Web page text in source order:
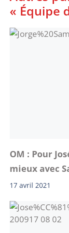
« Équipe
OM : Pour
mieux avec
17 avril 2021